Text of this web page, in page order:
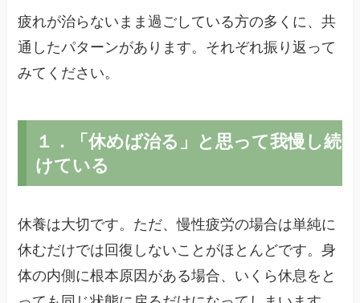
疲れが治らないまま過ごしている方の多くに、共
通したパターンがあります。それぞれ振り返って
みてください。
１．「休めば治る」と思って我慢し続
けている
休養は大切です。ただ、慢性疲労の場合は単純に
休むだけでは回復しないことがほとんどです。身
体の内側に根本原因がある場合、いくら休息をと